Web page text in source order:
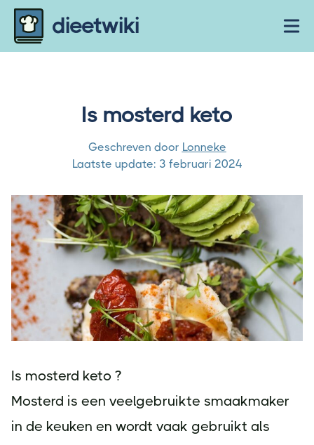
Skip to content
dieetwiki
Is mosterd keto
Geschreven door Lonneke
Laatste update: 3 februari 2024
Is mosterd keto ?
Mosterd is een veelgebruikte smaakmaker
in de keuken en wordt vaak gebruikt als